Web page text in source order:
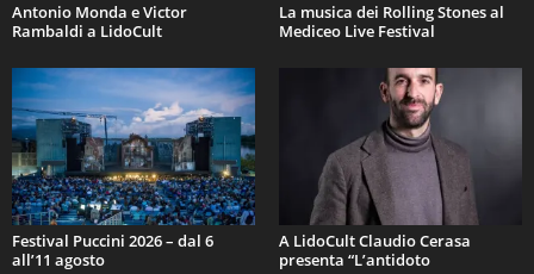
Antonio Monda e Victor
Rambaldi a LidoCult
La musica dei Rolling Stones al
Mediceo Live Festival
Festival Puccini 2026 – dal 6
all’11 agosto
A LidoCult Claudio Cerasa
presenta “L’antidoto